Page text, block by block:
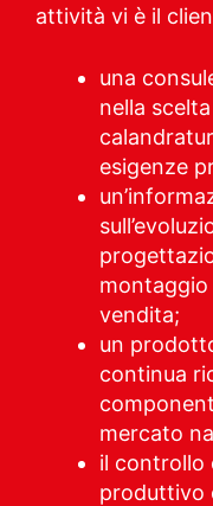
attività vi è il
una
nella
esigenze
montaggio
vendita;
un
continua
mercato
il controllo
produttivo